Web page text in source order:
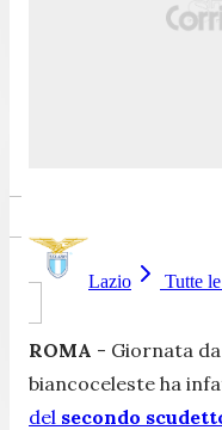
Lazio Tutte
ROMA - Giornata
biancoceleste ha
del secondo